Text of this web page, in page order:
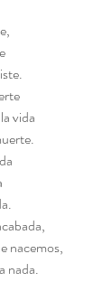
vida
nacemos,
nada.